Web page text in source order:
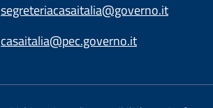
segreteriacasaitalia@governo.it
casaitalia@pec.governo.it